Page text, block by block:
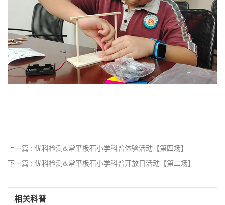
上一篇 : 优科检测&常平板石小学科普体验活动【第四场】
下一篇 : 优科检测&常平板石小学科普开放日活动【第二场】
相关科普